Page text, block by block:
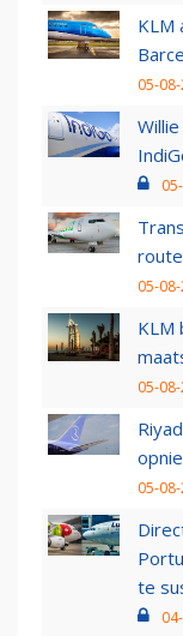
KLM
05-
05-
KLM
05-
05-
te